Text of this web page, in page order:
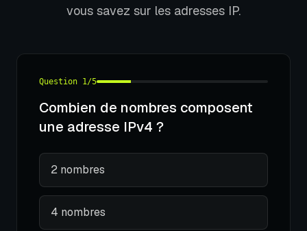
vous savez sur les adresses IP.
Question 1/5
Combien de nombres composent
une adresse IPv4 ?
2 nombres
4 nombres